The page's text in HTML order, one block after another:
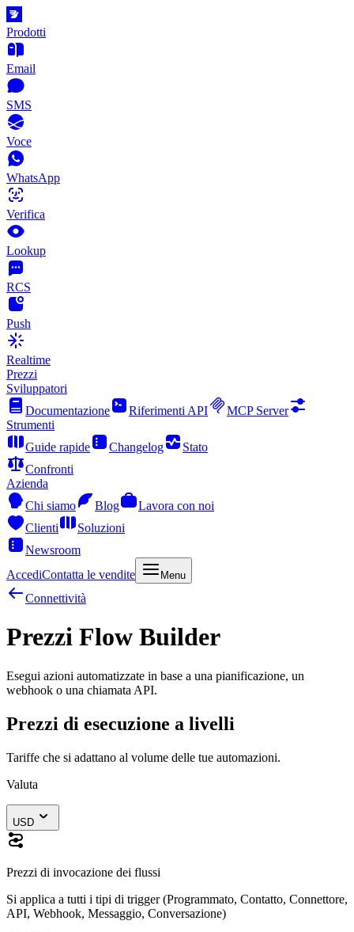
Prodotti
Email
SMS
Voce
WhatsApp
Verifica
Lookup
RCS
Push
Realtime
Prezzi
Sviluppatori
Documentazione
Riferimenti API
MCP Server
Strumenti
Guide rapide
Changelog
Stato
Confronti
Azienda
Chi siamo
Blog
Lavora con noi
Clienti
Soluzioni
Newsroom
AccediContatta le vendite Menu
Connettività
Prezzi Flow Builder
Esegui azioni automatizzate in base a una pianificazione, un
webhook o una chiamata API.
Prezzi di esecuzione a livelli
Tariffe che si adattano al volume delle tue automazioni.
Valuta
USD
Prezzi di invocazione dei flussi
Si applica a tutti i tipi di trigger (Programmato, Contatto, Connettore,
API, Webhook, Messaggio, Conversazione)